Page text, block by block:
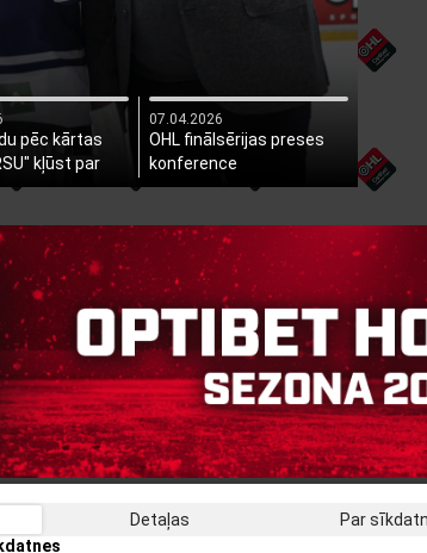
pēc kārtas
kļūst par
07.04.2026
OHL finālsērijas preses
konference
Detaļas
Par